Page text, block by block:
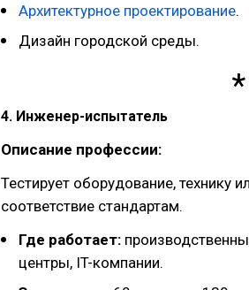
Архитектурное проектирование.
Дизайн городской среды.
4. Инженер-испытатель
Описание профессии:
Тестирует оборудование, технику
соответствие стандартам.
Где работает:
центры, IT-компании.